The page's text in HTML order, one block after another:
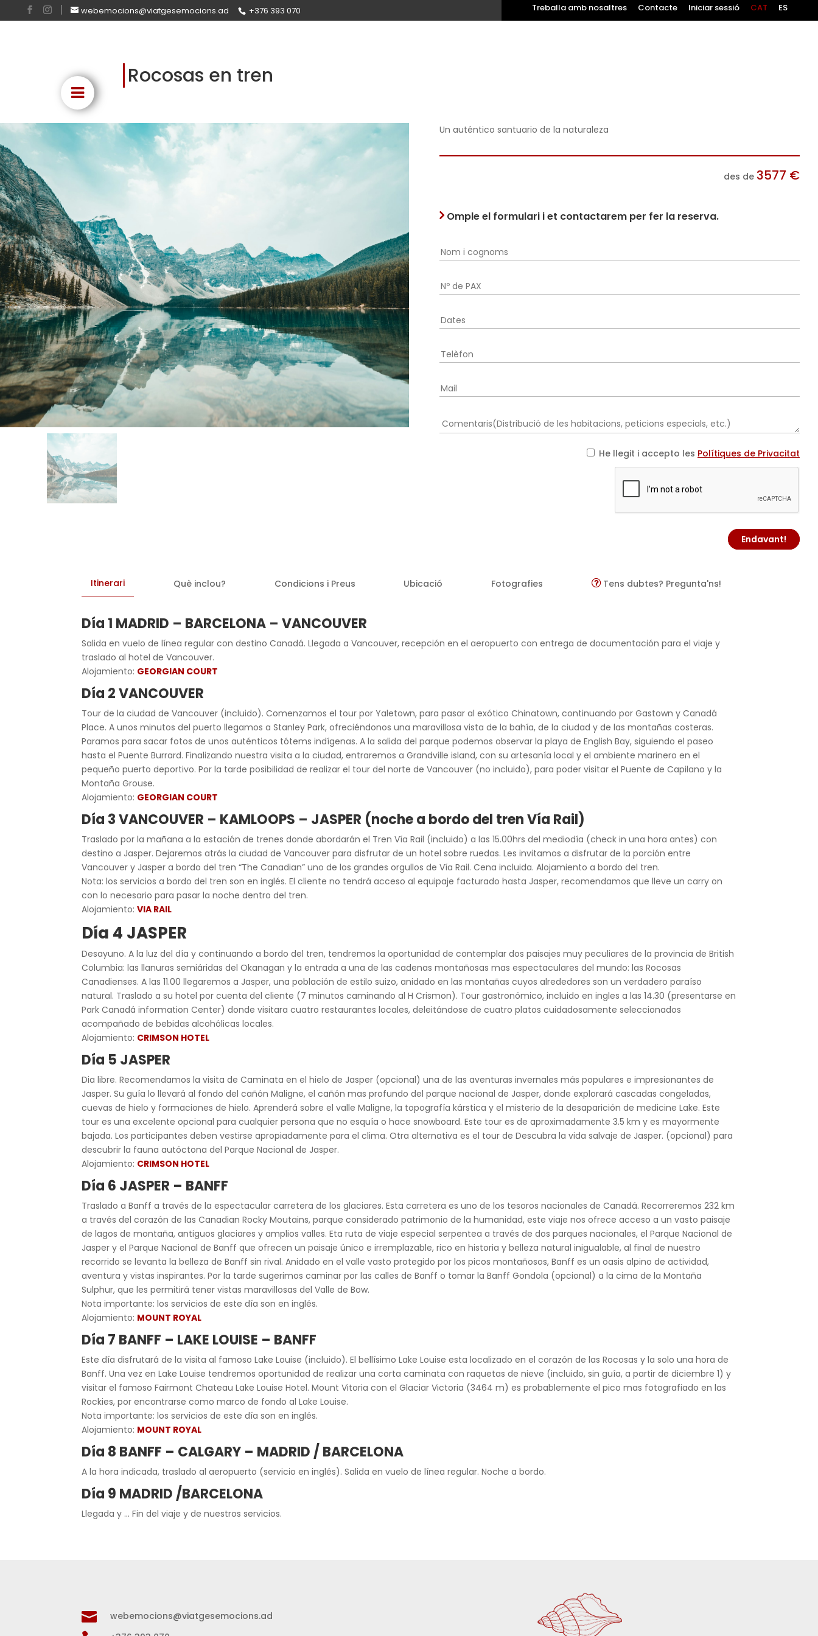
webemocions@viatgesemocions.ad +376 393 070 Treballa amb nosaltres Contacte Iniciar sessió CAT ES
Rocosas en tren
Un auténtico santuario de la naturaleza
des de 3577 €
Omple el formulari i et contactarem per fer la reserva.
He llegit i accepto les Polítiques de Privacitat
Endavant!
Itinerari Què inclou? Condicions i Preus Ubicació Fotografies Tens dubtes? Pregunta'ns!
Día 1 MADRID – BARCELONA – VANCOUVER
Salida en vuelo de línea regular con destino Canadá. Llegada a Vancouver, recepción en el aeropuerto con entrega de documentación para el viaje y
traslado al hotel de Vancouver.
Alojamiento: GEORGIAN COURT
Día 2 VANCOUVER
Tour de la ciudad de Vancouver (incluido). Comenzamos el tour por Yaletown, para pasar al exótico Chinatown, continuando por Gastown y Canadá
Place. A unos minutos del puerto llegamos a Stanley Park, ofreciéndonos una maravillosa vista de la bahía, de la ciudad y de las montañas costeras.
Paramos para sacar fotos de unos auténticos tótems indígenas. A la salida del parque podemos observar la playa de English Bay, siguiendo el paseo
hasta el Puente Burrard. Finalizando nuestra visita a la ciudad, entraremos a Grandville island, con su artesanía local y el ambiente marinero en el
pequeño puerto deportivo. Por la tarde posibilidad de realizar el tour del norte de Vancouver (no incluido), para poder visitar el Puente de Capilano y la
Montaña Grouse.
Alojamiento: GEORGIAN COURT
Día 3 VANCOUVER – KAMLOOPS – JASPER (noche a bordo del tren Vía Rail)
Traslado por la mañana a la estación de trenes donde abordarán el Tren Vía Rail (incluido) a las 15.00hrs del mediodía (check in una hora antes) con
destino a Jasper. Dejaremos atrás la ciudad de Vancouver para disfrutar de un hotel sobre ruedas. Les invitamos a disfrutar de la porción entre
Vancouver y Jasper a bordo del tren “The Canadian” uno de los grandes orgullos de Vía Rail. Cena incluida. Alojamiento a bordo del tren.
Nota: los servicios a bordo del tren son en inglés. El cliente no tendrá acceso al equipaje facturado hasta Jasper, recomendamos que lleve un carry on
con lo necesario para pasar la noche dentro del tren.
Alojamiento:VIA RAIL
Día 4 JASPER
Desayuno. A la luz del día y continuando a bordo del tren, tendremos la oportunidad de contemplar dos paisajes muy peculiares de la provincia de British
Columbia: las llanuras semiáridas del Okanagan y la entrada a una de las cadenas montañosas mas espectaculares del mundo: las Rocosas
Canadienses. A las 11.00 llegaremos a Jasper, una población de estilo suizo, anidado en las montañas cuyos alrededores son un verdadero paraíso
natural. Traslado a su hotel por cuenta del cliente (7 minutos caminando al H Crismon). Tour gastronómico, incluido en ingles a las 14.30 (presentarse en
Park Canadá information Center) donde visitara cuatro restaurantes locales, deleitándose de cuatro platos cuidadosamente seleccionados
acompañado de bebidas alcohólicas locales.
Alojamiento: CRIMSON HOTEL
Día 5 JASPER
Dia libre. Recomendamos la visita de Caminata en el hielo de Jasper (opcional) una de las aventuras invernales más populares e impresionantes de
Jasper. Su guía lo llevará al fondo del cañón Maligne, el cañón mas profundo del parque nacional de Jasper, donde explorará cascadas congeladas,
cuevas de hielo y formaciones de hielo. Aprenderá sobre el valle Maligne, la topografía kárstica y el misterio de la desaparición de medicine Lake. Este
tour es una excelente opcional para cualquier persona que no esquía o hace snowboard. Este tour es de aproximadamente 3.5 km y es mayormente
bajada. Los participantes deben vestirse apropiadamente para el clima. Otra alternativa es el tour de Descubra la vida salvaje de Jasper. (opcional) para
descubrir la fauna autóctona del Parque Nacional de Jasper.
Alojamiento: CRIMSON HOTEL
Día 6 JASPER – BANFF
Traslado a Banff a través de la espectacular carretera de los glaciares. Esta carretera es uno de los tesoros nacionales de Canadá. Recorreremos 232 km
a través del corazón de las Canadian Rocky Moutains, parque considerado patrimonio de la humanidad, este viaje nos ofrece acceso a un vasto paisaje
de lagos de montaña, antiguos glaciares y amplios valles. Eta ruta de viaje especial serpentea a través de dos parques nacionales, el Parque Nacional de
Jasper y el Parque Nacional de Banff que ofrecen un paisaje único e irremplazable, rico en historia y belleza natural inigualable, al final de nuestro
recorrido se levanta la belleza de Banff sin rival. Anidado en el valle vasto protegido por los picos montañosos, Banff es un oasis alpino de actividad,
aventura y vistas inspirantes. Por la tarde sugerimos caminar por las calles de Banff o tomar la Banff Gondola (opcional) a la cima de la Montaña
Sulphur, que les permitirá tener vistas maravillosas del Valle de Bow.
Nota importante: los servicios de este día son en inglés.
Alojamiento: MOUNT ROYAL
Día 7 BANFF – LAKE LOUISE – BANFF
Este día disfrutará de la visita al famoso Lake Louise (incluido). El bellísimo Lake Louise esta localizado en el corazón de las Rocosas y la solo una hora de
Banff. Una vez en Lake Louise tendremos oportunidad de realizar una corta caminata con raquetas de nieve (incluido, sin guía, a partir de diciembre 1) y
visitar el famoso Fairmont Chateau Lake Louise Hotel. Mount Vitoria con el Glaciar Victoria (3464 m) es probablemente el pico mas fotografiado en las
Rockies, por encontrarse como marco de fondo al Lake Louise.
Nota importante: los servicios de este día son en inglés.
Alojamiento: MOUNT ROYAL
Día 8 BANFF – CALGARY – MADRID / BARCELONA
A la hora indicada, traslado al aeropuerto (servicio en inglés). Salida en vuelo de línea regular. Noche a bordo.
Día 9 MADRID /BARCELONA
Llegada y … Fin del viaje y de nuestros servicios.
 webemocions@viatgesemocions.ad